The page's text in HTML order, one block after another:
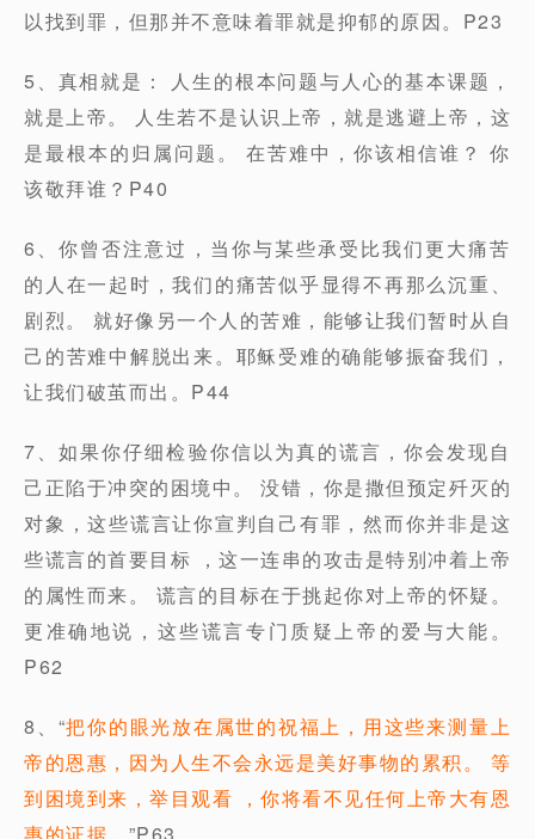
以找到罪，但那并不意味着罪就是抑郁的原因。P23
5、真相就是： 人生的根本问题与人心的基本课题，
就是上帝。 人生若不是认识上帝，就是逃避上帝，这
是最根本的归属问题。 在苦难中，你该相信谁？ 你
该敬拜谁？P40
6、你曾否注意过，当你与某些承受比我们更大痛苦
的人在一起时，我们的痛苦似乎显得不再那么沉重、
剧烈。 就好像另一个人的苦难，能够让我们暂时从自
己的苦难中解脱出来。耶稣受难的确能够振奋我们，
让我们破茧而出。P44
7、如果你仔细检验你信以为真的谎言，你会发现自
己正陷于冲突的困境中。 没错，你是撒但预定歼灭的
对象，这些谎言让你宣判自己有罪，然而你并非是这
些谎言的首要目标 ，这一连串的攻击是特别冲着上帝
的属性而来。 谎言的目标在于挑起你对上帝的怀疑。
更准确地说，这些谎言专门质疑上帝的爱与大能。
P62
8、“把你的眼光放在属世的祝福上，用这些来测量上
帝的恩惠，因为人生不会永远是美好事物的累积。 等
到困境到来，举目观看 ，你将看不见任何上帝大有恩